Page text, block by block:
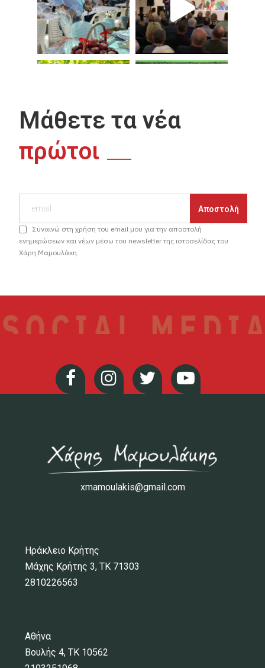
Μάθετε τα νέα
πρώτοι
Συναινώ στη χρήση του email μου για την αποστολή
ενημερώσεων και νέων μέσω του newsletter της ιστοσελίδας του
Χάρη Μαμουλάκη.
xmamoulakis@gmail.com
Ηράκλειο Κρήτης
Μάχης Κρήτης 3, ΤΚ 71303
2810226563
Αθήνα
Βουλής 4, ΤΚ 10562